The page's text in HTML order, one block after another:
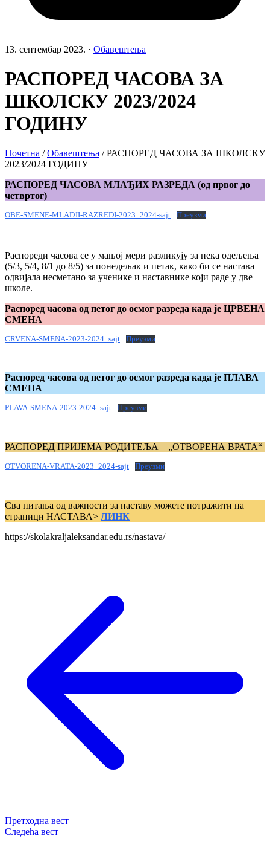
13. септембар 2023. · Обавештења
РАСПОРЕД ЧАСОВА ЗА
ШКОЛСКУ 2023/2024
ГОДИНУ
Почетна / Обавештења / РАСПОРЕД ЧАСОВА ЗА ШКОЛСКУ
2023/2024 ГОДИНУ
РАСПОРЕД ЧАСОВА МЛАЂИХ РАЗРЕДА (од првог до
четвртог)
OBE-SMENE-MLADJI-RAZREDI-2023_2024-sajt Преузми
Распореди часова се у мањој мери разликују за нека одељења
(5/3, 5/4, 8/1 до 8/5) за понедељак и петак, како би се настава
одвијала несметано за ученике и наставнике који раде у две
школе.
Распоред часова од петог до осмог разреда када је ЦРВЕНА
СМЕНА
CRVENA-SMENA-2023-2024_sajt Преузми
Распоред часова од петог до осмог разреда када је ПЛАВА
СМЕНА
PLAVA-SMENA-2023-2024_sajt Преузми
РАСПОРЕД ПРИЈЕМА РОДИТЕЉА – „ОТВОРЕНА ВРАТА“
OTVORENA-VRATA-2023_2024-sajt Преузми
Сва питања од важности за наставу можете потражити на
страници НАСТАВА> ЛИНК
https://skolakraljaleksandar.edu.rs/nastava/
Претходна вест
Следећа вест